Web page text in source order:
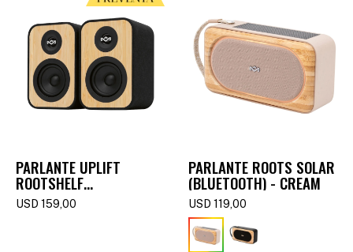
PARLANTE UPLIFT
ROOTSHELF
(BLUETOOTH)
USD 159,00
PARLANTE ROOTS SOLAR
(BLUETOOTH) - CREAM
USD 119,00